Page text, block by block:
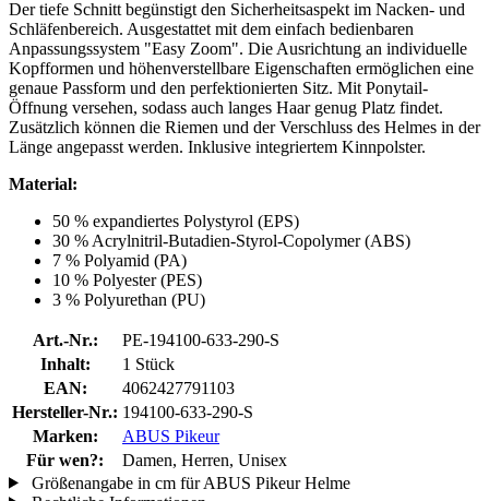
Der tiefe Schnitt begünstigt den Sicherheitsaspekt im Nacken- und
Schläfenbereich. Ausgestattet mit dem einfach bedienbaren
Anpassungssystem "Easy Zoom". Die Ausrichtung an individuelle
Kopfformen und höhenverstellbare Eigenschaften ermöglichen eine
genaue Passform und den perfektionierten Sitz. Mit Ponytail-
Öffnung versehen, sodass auch langes Haar genug Platz findet.
Zusätzlich können die Riemen und der Verschluss des Helmes in der
Länge angepasst werden. Inklusive integriertem Kinnpolster.
Material:
50 % expandiertes Polystyrol (EPS)
30 % Acrylnitril-Butadien-Styrol-Copolymer (ABS)
7 % Polyamid (PA)
10 % Polyester (PES)
3 % Polyurethan (PU)
Art.-Nr.:
PE-194100-633-290-S
Inhalt:
1 Stück
EAN:
4062427791103
Hersteller-Nr.: 194100-633-290-S
Marken:
ABUS Pikeur
Für wen?:
Damen, Herren, Unisex
Größenangabe in cm für ABUS Pikeur Helme